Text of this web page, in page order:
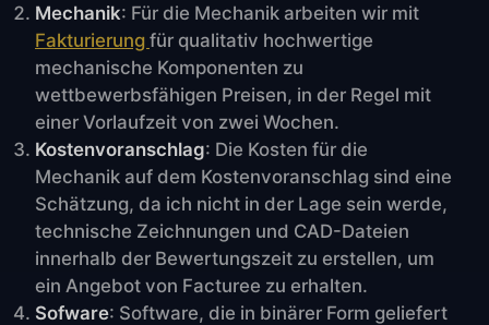
Mechanik: Für die Mechanik arbeiten wir mit
Fakturierung für qualitativ hochwertige
mechanische Komponenten zu
wettbewerbsfähigen Preisen, in der Regel mit
einer Vorlaufzeit von zwei Wochen.
Kostenvoranschlag: Die Kosten für die
Mechanik auf dem Kostenvoranschlag sind eine
Schätzung, da ich nicht in der Lage sein werde,
technische Zeichnungen und CAD-Dateien
innerhalb der Bewertungszeit zu erstellen, um
ein Angebot von Facturee zu erhalten.
Sofware: Software, die in binärer Form geliefert